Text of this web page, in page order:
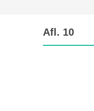
Afl. 10